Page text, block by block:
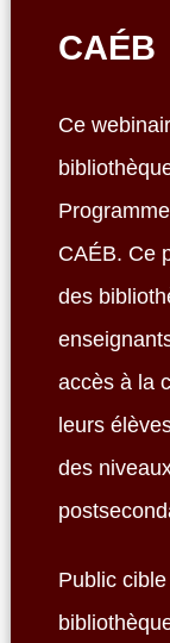
CAÉB
Ce
CAÉB. Ce
des
accès à la
leurs
des
Public